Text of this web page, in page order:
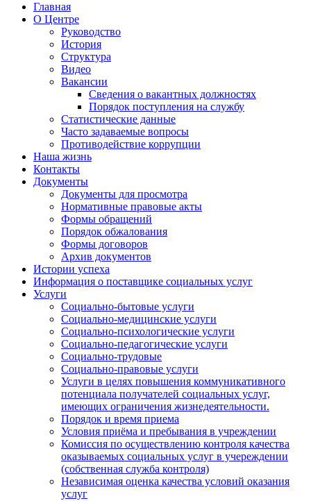
Главная
О Центре
Руководство
История
Структура
Видео
Вакансии
Сведения о вакантных должностях
Порядок поступления на службу
Статистические данные
Часто задаваемые вопросы
Противодействие коррупции
Наша жизнь
Контакты
Документы
Документы для просмотра
Нормативные правовые акты
Формы обращений
Порядок обжалования
Формы договоров
Архив документов
Истории успеха
Информация о поставщике социальных услуг
Услуги
Социально-бытовые услуги
Социально-медицинские услуги
Социально-психологические услуги
Социально-педагогические услуги
Социально-трудовые
Социально-правовые услуги
Услуги в целях повышения коммуникативного
потенциала получателей социальных услуг,
имеющих ограничения жизнедеятельности.
Порядок и время приема
Условия приёма и пребывания в учреждении
Комиссия по осуществлению контроля качества
оказываемых социальных услуг в учереждении
(собственная служба контроля)
Независимая оценка качества условий оказания
услуг